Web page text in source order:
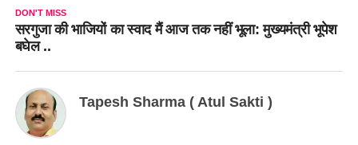
DON'T MISS
सरगुजा की भाजियों का स्वाद मैं आज तक नहीं भूला: मुख्यमंत्री भूपेश
बघेल ..
Tapesh Sharma ( Atul Sakti )